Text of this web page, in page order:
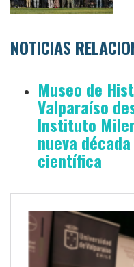
NOTICIAS
Museo de
Valparaíso
Instituto
nueva
científica